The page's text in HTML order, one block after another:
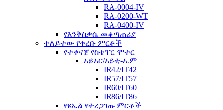
RA-0004-IV
RA-0200-WT
RA-0400-IV
የእንቅስቃሴ መቆጣጠሪያ
ተለይተው የቀረቡ ምርቶች
የተቀናጀ የስቴፐር ሞተር
አይአር/አይቲ-ኤም
IR42/IT42
IR57/IT57
IR60/IT60
IR86/IT86
የዩኤል የተረጋገጡ ምርቶች